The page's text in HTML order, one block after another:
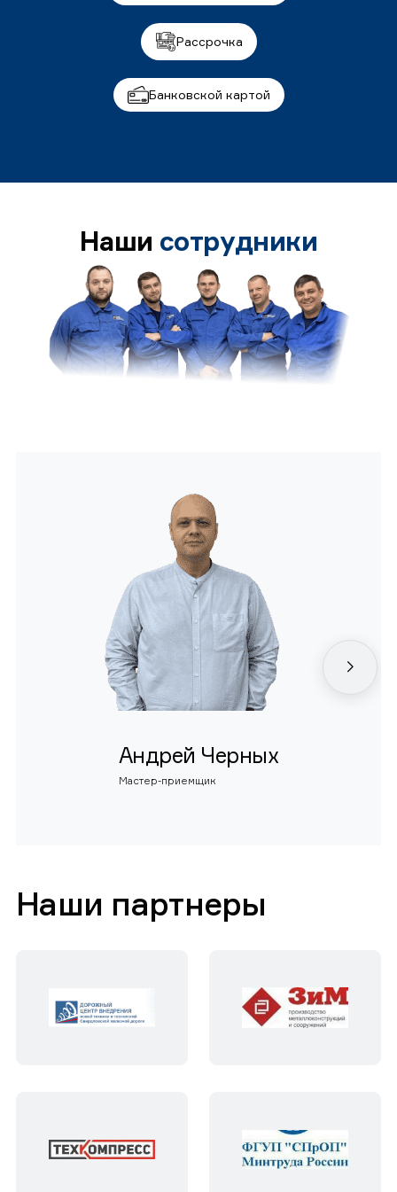
Рассрочка
Банковской картой
Наши сотрудники
Андрей Черных
Мастер-приемщик
Наши партнеры